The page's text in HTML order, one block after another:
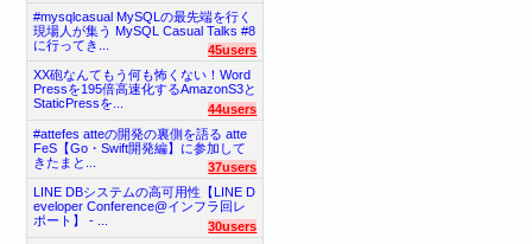
#mysqlcasual MySQLの最先端を行く
現場人が集う MySQL Casual Talks #8
に行ってき...
45users
XX砲なんてもう何も怖くない！Word
Pressを195倍高速化するAmazonS3と
StaticPressを...
44users
#attefes atteの開発の裏側を語る atte
FeS【Go・Swift開発編】に参加して
きたまと...
37users
LINE DBシステムの高可用性【LINE D
eveloper Conference@インフラ回レ
ポート】 - ...
30users